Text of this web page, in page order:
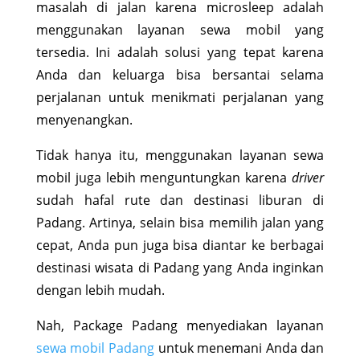
masalah di jalan karena microsleep adalah
menggunakan layanan sewa mobil yang
tersedia. Ini adalah solusi yang tepat karena
Anda dan keluarga bisa bersantai selama
perjalanan untuk menikmati perjalanan yang
menyenangkan.
Tidak hanya itu, menggunakan layanan sewa
mobil juga lebih menguntungkan karenadriver
sudah hafal rute dan destinasi liburan di
Padang. Artinya, selain bisa memilih jalan yang
cepat, Anda pun juga bisa diantar ke berbagai
destinasi wisata di Padang yang Anda inginkan
dengan lebih mudah.
Nah, Package Padang menyediakan layanan
sewa mobil Padanguntuk menemani Anda dan